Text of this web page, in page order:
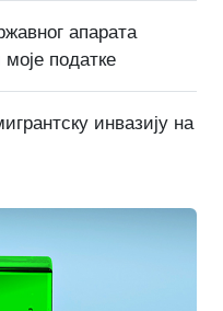
апарата
податке
инвазију на